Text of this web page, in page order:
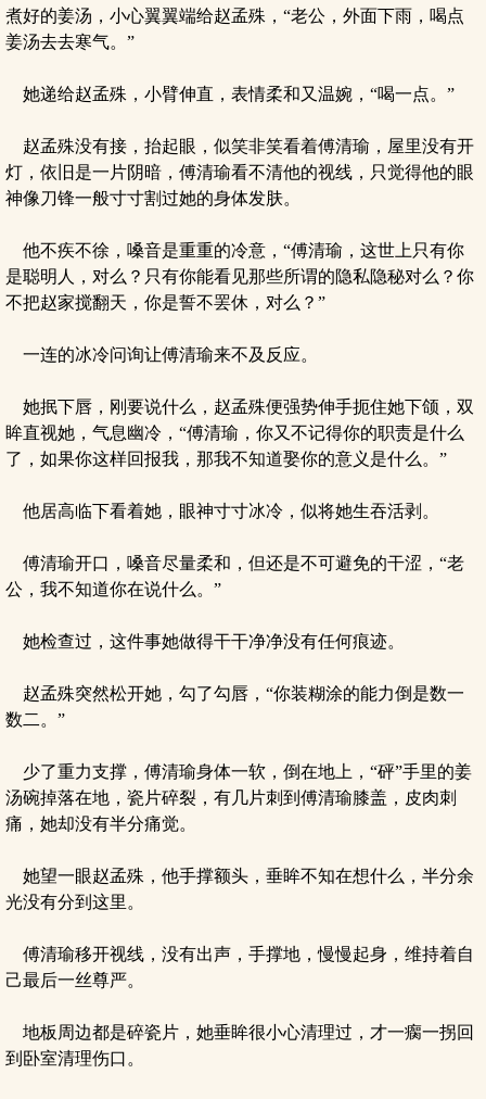
煮好的姜汤，小心翼翼端给赵孟殊，“老公，外面下雨，喝点
姜汤去去寒气。”
她递给赵孟殊，小臂伸直，表情柔和又温婉，“喝一点。”
赵孟殊没有接，抬起眼，似笑非笑看着傅清瑜，屋里没有开
灯，依旧是一片阴暗，傅清瑜看不清他的视线，只觉得他的眼
神像刀锋一般寸寸割过她的身体发肤。
他不疾不徐，嗓音是重重的冷意，“傅清瑜，这世上只有你
是聪明人，对么？只有你能看见那些所谓的隐私隐秘对么？你
不把赵家搅翻天，你是誓不罢休，对么？”
一连的冰冷问询让傅清瑜来不及反应。
她抿下唇，刚要说什么，赵孟殊便强势伸手扼住她下颌，双
眸直视她，气息幽冷，“傅清瑜，你又不记得你的职责是什么
了，如果你这样回报我，那我不知道娶你的意义是什么。”
他居高临下看着她，眼神寸寸冰冷，似将她生吞活剥。
傅清瑜开口，嗓音尽量柔和，但还是不可避免的干涩，“老
公，我不知道你在说什么。”
她检查过，这件事她做得干干净净没有任何痕迹。
赵孟殊突然松开她，勾了勾唇，“你装糊涂的能力倒是数一
数二。”
少了重力支撑，傅清瑜身体一软，倒在地上，“砰”手里的姜
汤碗掉落在地，瓷片碎裂，有几片刺到傅清瑜膝盖，皮肉刺
痛，她却没有半分痛觉。
她望一眼赵孟殊，他手撑额头，垂眸不知在想什么，半分余
光没有分到这里。
傅清瑜移开视线，没有出声，手撑地，慢慢起身，维持着自
己最后一丝尊严。
地板周边都是碎瓷片，她垂眸很小心清理过，才一瘸一拐回
到卧室清理伤口。